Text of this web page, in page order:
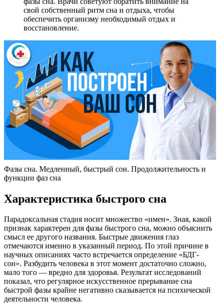
свой собственный ритм сна и отдыха, чтобы
обеспечить организму необходимый отдых и
восстановление.
Фазы сна. Медленный, быстрый сон. Продолжительность и
функции фаз сна
Характеристика быстрого сна
Парадоксальная стадия носит множество «имен». Зная, какой
признак характерен для фазы быстрого сна, можно объяснить
смысл ее другого названия. Быстрые движения глаз
отмечаются именно в указанный период. По этой причине в
научных описаниях часто встречается определение «БДГ-
сон». Разбудить человека в этот момент достаточно сложно,
мало того — вредно для здоровья. Результат исследований
показал, что регулярное искусственное прерывание сна
быстрой фазы крайне негативно сказывается на психической
деятельности человека.